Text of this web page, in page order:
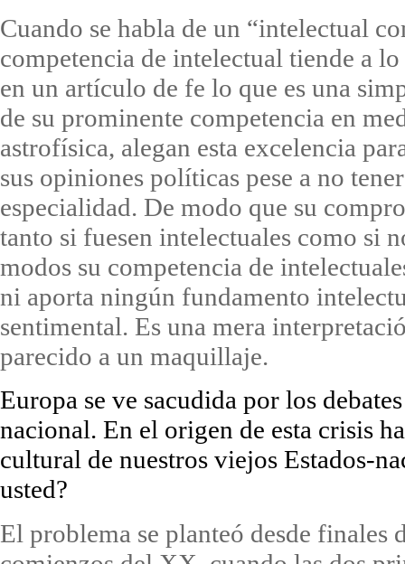
Cuando se habla de un “intelectual
competencia de intelectual tiende a
en un artículo de fe lo que es una
de su prominente competencia en
astrofísica, alegan esta excelencia
sus opiniones políticas pese a no
especialidad. De modo que su
tanto si fuesen intelectuales como si
modos su competencia de
ni aporta ningún fundamento
sentimental. Es una mera
parecido a un maquillaje.
Europa se ve sacudida por los
nacional. En el origen de esta crisis
cultural de nuestros viejos Estados-
usted?
El problema se planteó desde